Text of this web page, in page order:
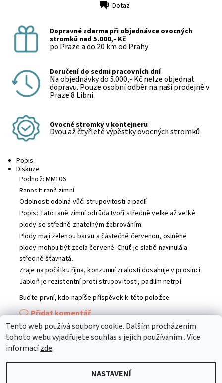
Dotaz
Dopravné zdarma při objednávce ovocných
stromků nad 5.000,- Kč
po Praze a do 20 km od Prahy
Doručení do sedmi pracovních dní
Na objednávky do 5.000,- Kč nelze objednat
dopravu. Pouze osobní odběr na naší prodejně v
Praze 8 Libni.
Ovocné stromky v kontejneru
Dvou až čtyřleté výpěstky ovocných stromků
Popis
Diskuze
Podnož: MM106
Ranost: raně zimní
Odolnost: odolná vůči strupovitosti a padlí
Popis: Tato raně zimní odrůda tvoří středně velké až velké
plody se středně znatelným žebrováním.
Plody mají zelenou barvu a částečně červenou, oslněné
plody mohou být zcela červené. Chuť je slabě navinulá a
středně šťavnatá.
Zraje na počátku října, konzumní zralosti dosahuje v prosinci.
Jabloň je rezistentní proti strupovitosti, padlím netrpí.
Buďte první, kdo napíše příspěvek k této položce.
Přidat komentář
Zelené střechy - ACRE spol. s r.o.
2026 © ACRE-shop, všechna práva vyhrazena
Tento web používá soubory cookie. Dalším procházením
tohoto webu vyjadřujete souhlas s jejich používáním.. Více
informacízde.
NASTAVENÍ